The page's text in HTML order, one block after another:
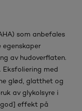
som anbefales
av hudoverflaten.
Eksfoliering med
glød, glatthet og
av glykolsyre i
effekt på